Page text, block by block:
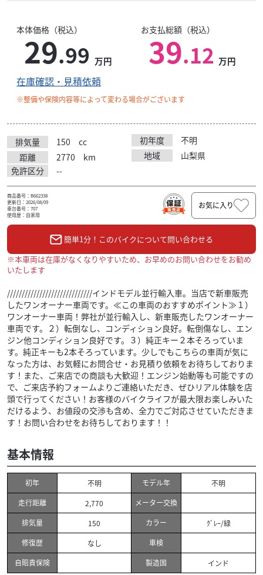
本体価格（税込）
29.99 万円
お支払総額（税込）
39.12 万円
在庫確認・見積依頼
※整備や保険内容等によって変わる場合がございます
排気量 150 cc 初年度
不明
距離
2770 km 地域
山梨県
免許区分
--
商品番号：B662338
更新日：2026/08/09
車台番号：707
使用歴：自家用
お気に入り
簡単1分！このバイクについて問い合わせる
※本車両は在庫がなくなりやすいため、お早めのお問い合わせをお勧め
いたします
/////////////////////////////インドモデル並行輸入車。当店で新車販売
したワンオーナー車両です。≪この車両のおすすめポイント≫１）
ワンオーナー車両！弊社が並行輸入し、新車販売したワンオーナー
車両です。２）転倒なし、コンディション良好。転倒傷なし、エン
ジン他コンディション良好です。３）純正キー２本そろっていま
す。純正キーも2本そろっています。少しでもこちらの車両が気に
なった方は、お気軽にお問合せ・お見積り依頼をお待ちしておりま
す！また、ご来店での商談も大歓迎！エンジン始動等も可能ですの
で、ご来店予約フォームよりご連絡いただき、ぜひリアル体験を店
頭で行ってください！お客様のバイクライフが最大限お楽しみいた
だけるよう、お値段の交渉も含め、全力でご対応させていただきま
す！お問い合わせをお待ちしております！！
基本情報
初年 不明 モデル年
不明
走行距離
2,770
メーター交換
排気量
150 カラー
ｸﾞﾚｰ/緑
修復歴
なし
車検
自賠責保険
製造国
インド